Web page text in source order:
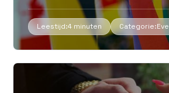
Leestijd:4 minuten Categorie: